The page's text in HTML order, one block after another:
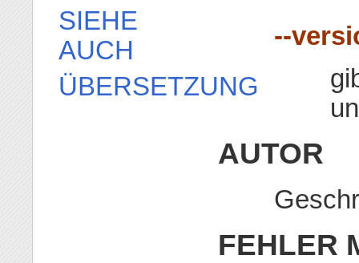
--
AUTOR
FEHLER
SIEHE
AUCH
ÜBERSETZUNG